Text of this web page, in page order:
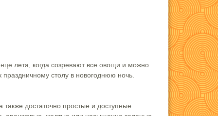
лета, когда созревают все овощи и можно
столу в новогоднюю ночь.
также достаточно простые и доступные